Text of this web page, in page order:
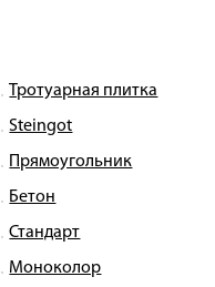
Тротуарная плитка
Steingot
Прямоугольник
Бетон
Стандарт
Моноколор